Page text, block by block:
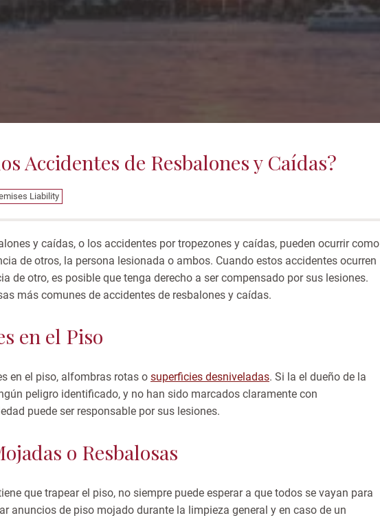
Accidentes de Resbalones y Caídas?
Liability
y caídas, o los accidentes por tropezones y caídas, pueden ocurrir como
de otros, la persona lesionada o ambos. Cuando estos accidentes ocurren
de otro, es posible que tenga derecho a ser compensado por sus lesiones.
más comunes de accidentes de resbalones y caídas.
en el Piso
en el piso, alfombras rotas o superficies desniveladas. Si la el dueño de la
peligro identificado, y no han sido marcados claramente con
puede ser responsable por sus lesiones.
o Resbalosas
que trapear el piso, no siempre puede esperar a que todos se vayan para
anuncios de piso mojado durante la limpieza general y en caso de un